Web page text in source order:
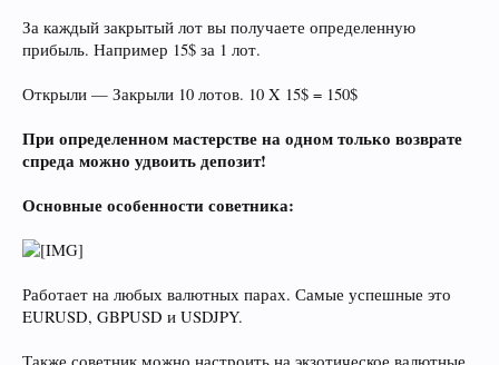
За каждый закрытый лот вы получаете определенную
прибыль. Например 15$ за 1 лот.
Открыли — Закрыли 10 лотов. 10 X 15$ = 150$
При определенном мастерстве на одном только возврате
спреда можно удвоить депозит!
Основные особенности советника:
Работает на любых валютных парах. Самые успешные это
EURUSD, GBPUSD и USDJPY.